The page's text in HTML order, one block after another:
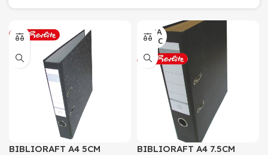
BIBLIORAFT A4 5CM
FARA
STOC
BIBLIORAFT A4 7.5CM